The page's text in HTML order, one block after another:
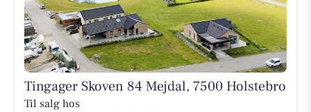
Tingager Skoven 84 Mejdal, 7500 Holstebro
Til salg hos